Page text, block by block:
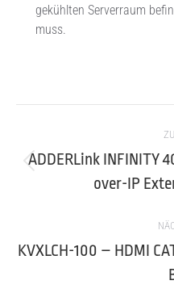
gekühlten Serverraum
muss.
navigation
ADDERLink INFINITY
over-IP
KVXLCH-100 – HDMI